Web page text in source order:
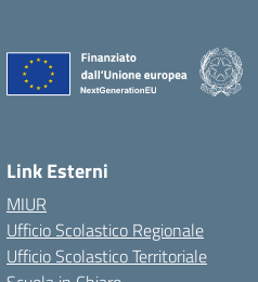
Link Esterni
MIUR
Ufficio Scolastico Regionale
Ufficio Scolastico Territoriale